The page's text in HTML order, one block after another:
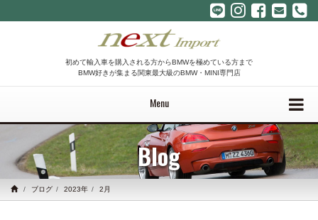
初めて輸入車を購入される方からBMWを極めている方まで
BMW好きが集まる関東最大級のBMW・MINI専門店
Menu
Blog
ブログ 2023年 2月